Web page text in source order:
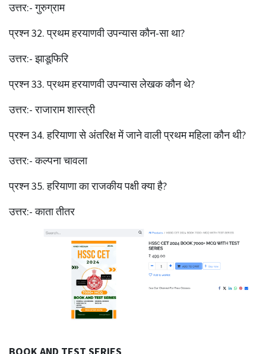
उत्तर:- गुरुग्राम
प्रश्‍न 32. प्रथम हरयाणवी उपन्यास कौन-सा था?
उत्तर:- झाडूफिरि
प्रश्‍न 33. प्रथम हरयाणवी उपन्यास लेखक कौन थे?
उत्तर:- राजाराम शास्त्री
प्रश्‍न 34. हरियाणा से अंतरिक्ष में जाने वाली प्रथम महिला कौन थी?
उत्तर:- कल्पना चावला
प्रश्‍न 35. हरियाणा का राजकीय पक्षी क्या है?
उत्तर:- काता तीतर